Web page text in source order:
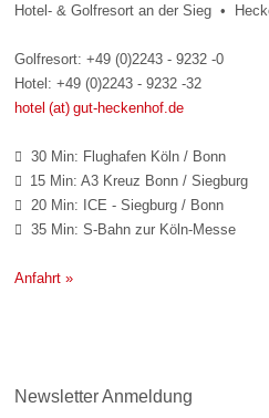
Hotel- & Golfresort an der Sieg •
Golfresort: +49 (0)2243 - 9232 -0
Hotel: +49 (0)2243 - 9232 -32
hotel (at) gut-heckenhof.de
 30 Min: Flughafen Köln / Bonn
 15 Min: A3 Kreuz Bonn / Siegburg
 20 Min: ICE - Siegburg / Bonn
 35 Min: S-Bahn zur Köln-Messe
Anfahrt »
Newsletter Anmeldung